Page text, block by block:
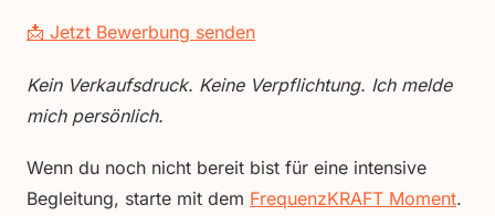
📩 Jetzt Bewerbung senden
Kein Verkaufsdruck. Keine Verpflichtung. Ich melde
mich persönlich.
Wenn du noch nicht bereit bist für eine intensive
Begleitung, starte mit dem FrequenzKRAFT Moment.